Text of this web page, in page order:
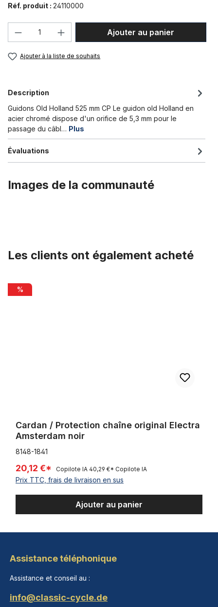
Réf. produit : 24110000
Quantité de produit : Entrez la
Ajouter au panier
Ajouter à la liste de souhaits
Description
Guidons Old Holland 525 mm CP Le guidon old Holland en
acier chromé dispose d'un orifice de 5,3 mm pour le
passage du câbl… Plus
Évaluations
Images de la communauté
Les clients ont également acheté
Cardan / Protection chaîne original Electra Amsterdam noir
%
Cardan / Protection chaîne original Electra
Amsterdam noir
8148-1841
20,12 €* Copilote IA 40,29 €* Copilote IA
Prix TTC, frais de livraison en sus
Ajouter au panier
Assistance téléphonique
Assistance et conseil au :
info@classic-cycle.de